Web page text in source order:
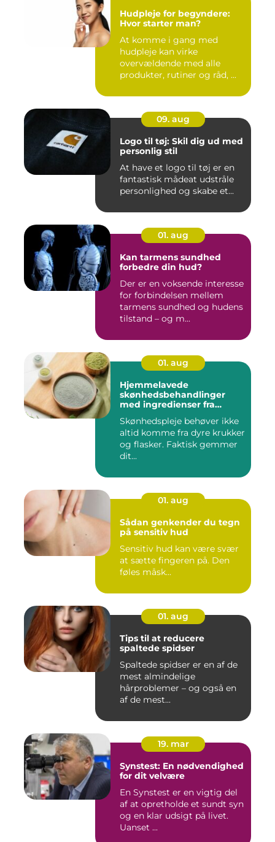
Hudpleje for begyndere:
Hvor starter man?
At komme i gang med
hudpleje kan virke
overvældende med alle
produkter, rutiner og råd, ...
09. aug
Logo til tøj: Skil dig ud med
personlig stil
At have et logo til tøj er en
fantastisk mådeat udstråle
personlighed og skabe et...
01. aug
Kan tarmens sundhed
forbedre din hud?
Der er en voksende interesse
for forbindelsen mellem
tarmens sundhed og hudens
tilstand – og m...
01. aug
Hjemmelavede
skønhedsbehandlinger
med ingredienser fra
Skønhedspleje behøver ikke
altid komme fra dyre krukker
og flasker. Faktisk gemmer
dit...
01. aug
Sådan genkender du tegn
på sensitiv hud
Sensitiv hud kan være svær
at sætte fingeren på. Den
føles måsk...
01. aug
Tips til at reducere
spaltede spidser
Spaltede spidser er en af de
mest almindelige
hårproblemer – og også en
af de mest...
19. mar
Synstest: En nødvendighed
for dit velvære
En Synstest er en vigtig del
af at opretholde et sundt syn
og en klar udsigt på livet.
Uanset ...